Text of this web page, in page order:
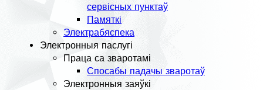
сервісных пунктаў
Памяткі
Электрабяспека
Электронныя паслугі
Праца са зваротамі
Спосабы падачы зваротаў
Электронныя заяўкі